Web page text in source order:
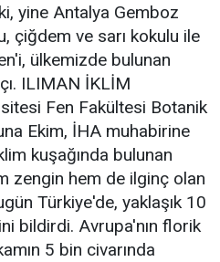
yine Antalya Gemboz
çiğdem ve sarı kokulu ile
ülkemizde bulunan
ILIMAN İKLİM
Fen Fakültesi Botanik
Ekim, İHA muhabirine
kuşağında bulunan
zengin hem de ilginç olan
Türkiye'de, yaklaşık 10
bildirdi. Avrupa'nın florik
5 bin civarında